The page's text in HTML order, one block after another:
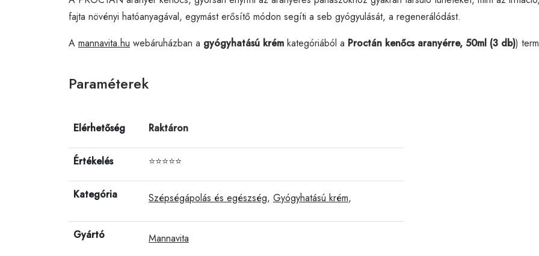
fajta növényi hatóanyagával, egymást erősítő módon segíti a seb gyógyulását, a regenerálódást.
A mannavita.hu webáruházban a gyógyhatású krém kategóriából a Proctán kenőcs aranyérre, 50ml (3 db))
Paraméterek
Elérhetőség Raktáron
Értékelés ⭐⭐⭐⭐⭐
Kategória Szépségápolás és egészség, Gyógyhatású krém,
Gyártó Mannavita